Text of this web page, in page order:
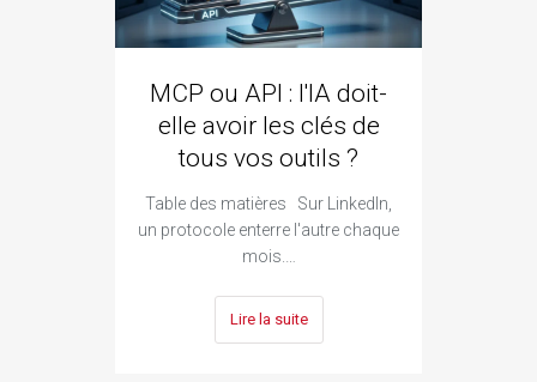
MCP ou API : l'IA doit-
elle avoir les clés de
tous vos outils ?
Table des matières Sur LinkedIn,
un protocole enterre l'autre chaque
mois.…
Lire la suite